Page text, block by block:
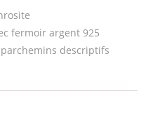
fermoir argent 925
descriptifs